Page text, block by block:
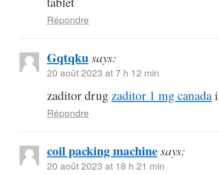
Répondre
Gqtqkusays:
20 août 2023 at 7 h 12 min
zaditor drug zaditor 1 mg canada
Répondre
coil packing machinesays:
20 août 2023 at 18 h 21 min